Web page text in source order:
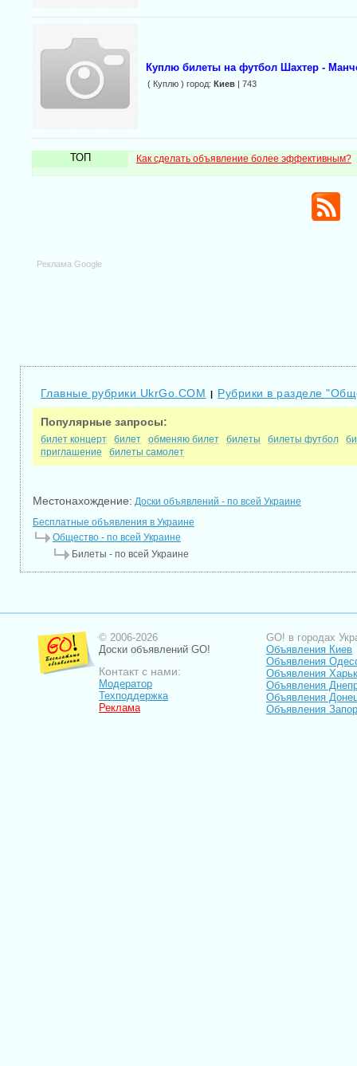
Куплю билеты на футбол Шахтер -
( Куплю ) город: Киев| 743
ТОП Как сделать объявление более эффективным?
Реклама Google
Главные рубрики UkrGo.COM | Рубрики в разделе
Популярные запросы:
билет концерт билет обменяю билет билеты билеты футбол
приглашение
билеты самолет
Местонахождение: Доски объявлений - по всей Украине
Бесплатные объявления в Украине
Общество - по всей Украине
Билеты - по всей Украине
© 2006-2026
Доски объявлений GO!
Контакт с нами:
Модератор
Техподдержка
Реклама
GO! в городах
Объявления Киев
Объявления
Объявления
Объявления
Объявления
Объявления